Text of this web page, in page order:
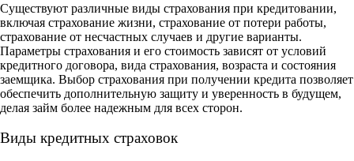
Существуют различные виды страхования при кредитовании,
включая страхование жизни, страхование от потери работы,
страхование от несчастных случаев и другие варианты.
Параметры страхования и его стоимость зависят от условий
кредитного договора, вида страхования, возраста и состояния
заемщика. Выбор страхования при получении кредита позволяет
обеспечить дополнительную защиту и уверенность в будущем,
делая займ более надежным для всех сторон.
Виды кредитных страховок